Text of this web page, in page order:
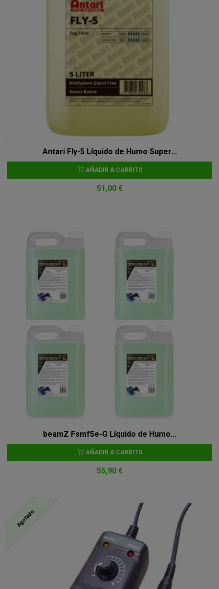
Antari Fly-5 Líquido de Humo Super...
AÑADIR A CARRITO
51,00 €
beamZ Fsmf5e-G Líquido de Humo...
AÑADIR A CARRITO
55,90 €
Agotado